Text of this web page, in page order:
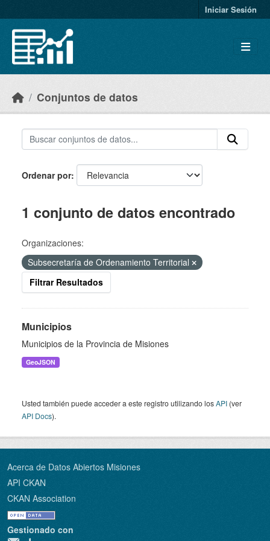
Iniciar Sesión
Conjuntos de datos
Ordenar por
1 conjunto de datos encontrado
Organizaciones:
Subsecretaría de Ordenamiento Territorial
Filtrar Resultados
Municipios
Municipios de la Provincia de Misiones
GeoJSON
Usted también puede acceder a este registro utilizando losAPI (ver
API Docs).
Acerca de Datos Abiertos Misiones
API CKAN
CKAN Association
Gestionado con